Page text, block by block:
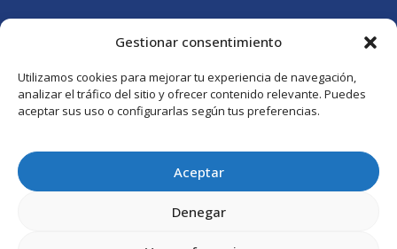
Gestionar consentimiento
Utilizamos cookies para mejorar tu experiencia de navegación,
analizar el tráfico del sitio y ofrecer contenido relevante. Puedes
aceptar sus uso o configurarlas según tus preferencias.
Aceptar
Denegar
Viernes 8:30 a 15:30 hrs.
Atención al cliente
Lunes a jueves de 09:00 a 17:45 hrs.